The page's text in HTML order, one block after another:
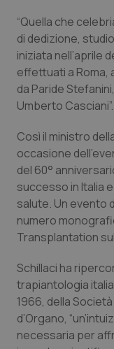
Friuli
Lazio
Lombardia
Marche
Molise
Piemonte
Provincia
Provincia
Dermatite
Diabete &
Dolore
Donna &
Epatiti
HIV
Infezioni &
“Quella che
di dedizione,
iniziata nell’aprile
effettuati a Roma,
da Paride
Umberto Casciani”.
Così il ministro
occasione
del 60°
successo in Italia
salute. Un evento
numero
Transplantation
Schillaci ha
trapiantologia
1966, della
d’Organo,
necessaria per